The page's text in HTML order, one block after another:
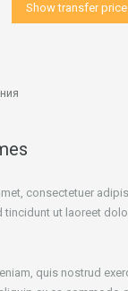
Show transfer price
consectetuer
tincidunt ut laoreet
quis nostrud